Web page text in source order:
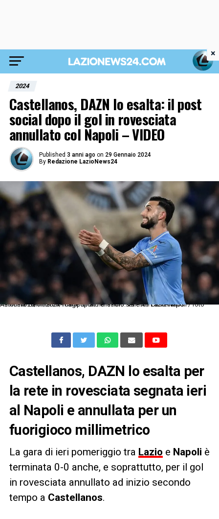
2024
Castellanos, DAZN lo esalta: il post
social dopo il gol in rovesciata
annullato col Napoli – VIDEO
Published 3 anni ago on 29 Gennaio 2024
By Redazione LazioNews24
As Roma 28/01/2024 - campionato di calcio serie A / Lazio-Napoli / foto Antonello Sammarco/Image Sport nella foto: Valentin Castellanos
Castellanos, DAZN lo esalta per
la rete in rovesciata segnata ieri
al Napoli e annullata per un
fuorigioco millimetrico
La gara di ieri pomeriggio tra Lazio e Napoli è
terminata 0-0 anche, e soprattutto, per il gol
in rovesciata annullato ad inizio secondo
tempo a Castellanos.
×